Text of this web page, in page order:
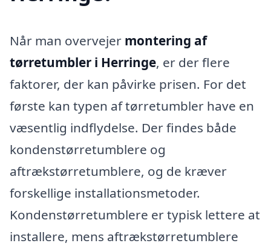
Når man overvejer montering af
tørretumbler i Herringe, er der flere
faktorer, der kan påvirke prisen. For det
første kan typen af tørretumbler have en
væsentlig indflydelse. Der findes både
kondenstørretumblere og
aftrækstørretumblere, og de kræver
forskellige installationsmetoder.
Kondenstørretumblere er typisk lettere at
installere, mens aftrækstørretumblere